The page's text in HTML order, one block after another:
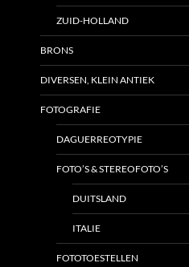
ZUID-HOLLAND
BRONS
DIVERSEN, KLEIN ANTIEK
FOTOGRAFIE
DAGUERREOTYPIE
FOTO’S & STEREOFOTO’S
DUITSLAND
ITALIE
FOTOTOESTELLEN